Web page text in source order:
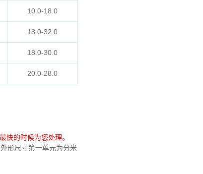
10.0-18.0
18.0-32.0
18.0-30.0
20.0-28.0
快的时候为您处理。
形尺寸第一单元为分米